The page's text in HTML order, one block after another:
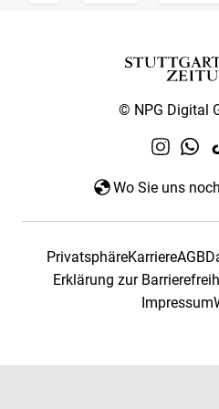
© NPG Digital
Wo Sie uns
PrivatsphäreKarriereAGB
Erklärung zur
Impressum